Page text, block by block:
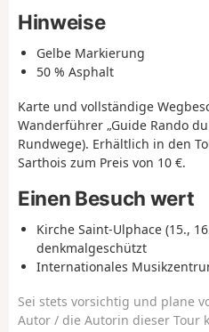
Hinweise
Gelbe Markierung
50 % Asphalt
Karte und vollständige
Wanderführer „Guide Rando
Rundwege). Erhältlich in den
Sarthois zum Preis von 10 €.
Einen Besuch wert
Kirche Saint-Ulphace (15.,
denkmalgeschützt
Internationales
Sei stets vorsichtig und plane
Autor / die Autorin dieser Tour